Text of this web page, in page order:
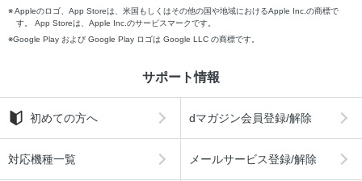
Appleのロゴ、App Storeは、米国もしくはその他の国や地域におけるApple Inc.の商標で
す。 App Storeは、Apple Inc.のサービスマークです。
Google Play および Google Play ロゴは Google LLC の商標です。
サポート情報
初めての方へ dマガジン会員登録/解除
対応機種一覧 メールサービス登録/解除